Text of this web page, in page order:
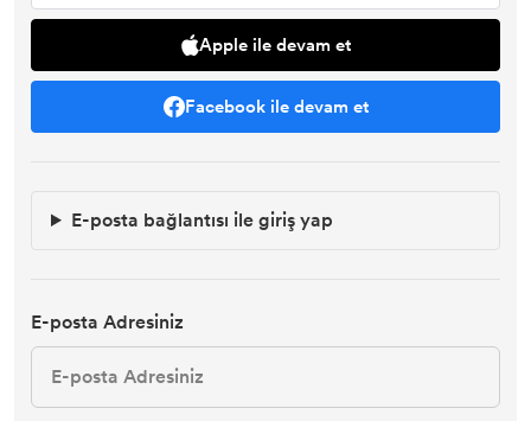
Apple ile devam et
Facebook ile devam et
E-posta bağlantısı ile giriş yap
E-posta Adresiniz